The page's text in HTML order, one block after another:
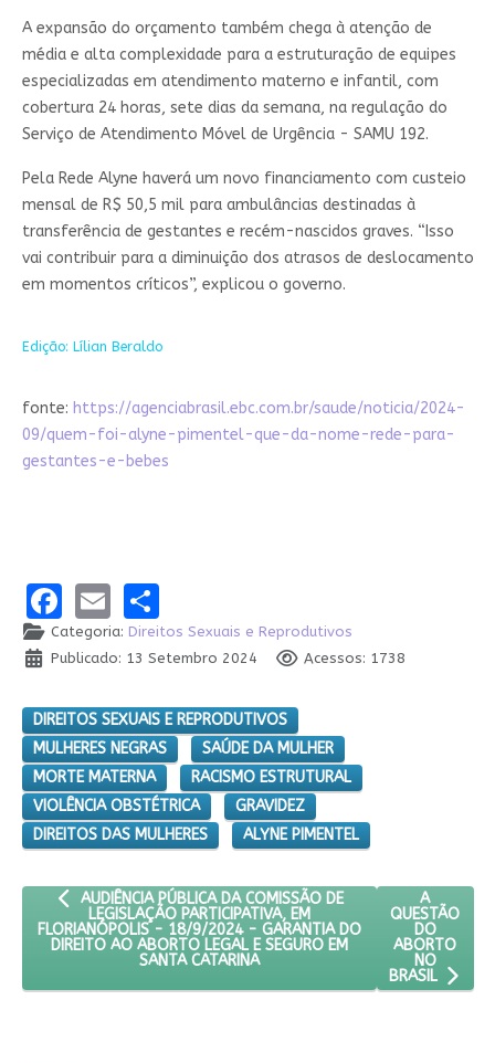
A expansão do orçamento também chega à atenção de
média e alta complexidade para a estruturação de equipes
especializadas em atendimento materno e infantil, com
cobertura 24 horas, sete dias da semana, na regulação do
Serviço de Atendimento Móvel de Urgência - SAMU 192.
Pela Rede Alyne haverá um novo financiamento com custeio
mensal de R$ 50,5 mil para ambulâncias destinadas à
transferência de gestantes e recém-nascidos graves. “Isso
vai contribuir para a diminuição dos atrasos de deslocamento
em momentos críticos”, explicou o governo.
Edição: Lílian Beraldo
fonte: https://agenciabrasil.ebc.com.br/saude/noticia/2024-
09/quem-foi-alyne-pimentel-que-da-nome-rede-para-
gestantes-e-bebes
Facebook
EmailShare
Categoria: Direitos Sexuais e Reprodutivos
Publicado: 13 Setembro 2024
Acessos: 1738
DIREITOS SEXUAIS E REPRODUTIVOS
MULHERES NEGRAS
SAÚDE DA MULHER
MORTE MATERNA
RACISMO ESTRUTURAL
VIOLÊNCIA OBSTÉTRICA
GRAVIDEZ
DIREITOS DAS MULHERES
ALYNE PIMENTEL
ARTIGO ANTERIOR: AUDIÊNCIA PÚBLICA DA COMISSÃO DE
AUDIÊNCIA PÚBLICA DA COMISSÃO DE
LEGISLAÇÃO PARTICIPATIVA, EM
FLORIANÓPOLIS - 18/9/2024 - GARANTIA DO
DIREITO AO ABORTO LEGAL E SEGURO EM
SANTA CATARINA
PRÓXIMO
A
QUESTÃO
DO
ABORTO
NO
BRASIL